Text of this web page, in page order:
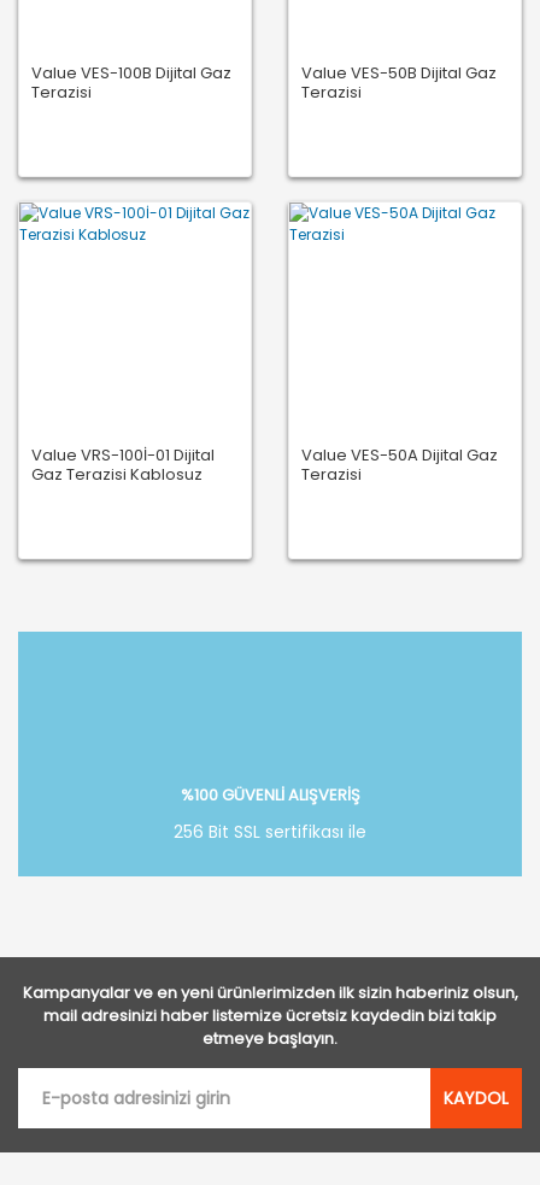
Value VES-100B Dijital Gaz
Terazisi
Value VES-50B Dijital Gaz
Terazisi
Value VRS-100İ-01 Dijital
Gaz Terazisi Kablosuz
Value VES-50A Dijital Gaz
Terazisi
%100 GÜVENLİ ALIŞVERİŞ
256 Bit SSL sertifikası ile
Kampanyalar ve en yeni ürünlerimizden ilk sizin haberiniz olsun,
mail adresinizi haber listemize ücretsiz kaydedin bizi takip
etmeye başlayın.
KAYDOL